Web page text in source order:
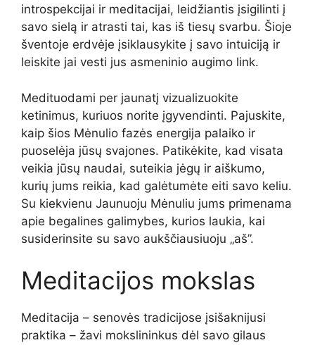
introspekcijai ir meditacijai, leidžiantis įsigilinti į
savo sielą ir atrasti tai, kas iš tiesų svarbu. Šioje
šventoje erdvėje įsiklausykite į savo intuiciją ir
leiskite jai vesti jus asmeninio augimo link.
Medituodami per jaunatį vizualizuokite
ketinimus, kuriuos norite įgyvendinti. Pajuskite,
kaip šios Mėnulio fazės energija palaiko ir
puoselėja jūsų svajones. Patikėkite, kad visata
veikia jūsų naudai, suteikia jėgų ir aiškumo,
kurių jums reikia, kad galėtumėte eiti savo keliu.
Su kiekvienu Jaunuoju Mėnuliu jums primenama
apie begalines galimybes, kurios laukia, kai
susiderinsite su savo aukščiausiuoju „aš”.
Meditacijos mokslas
Meditacija – senovės tradicijose įsišaknijusi
praktika – žavi mokslininkus dėl savo gilaus